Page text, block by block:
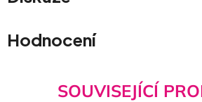
Hodnocení
SOUVISEJÍCÍ